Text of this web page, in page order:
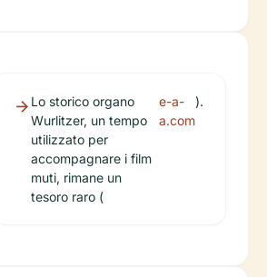
Lo storico organo
Wurlitzer, un tempo
utilizzato per
accompagnare i film
muti, rimane un
tesoro raro (
e-a-
a.com
).